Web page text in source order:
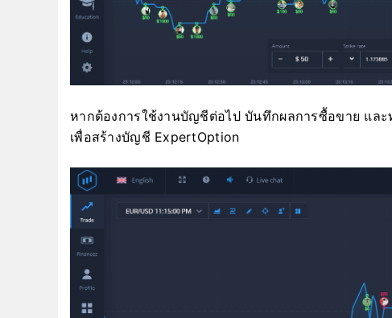
หากต้องการใช้งานบัญชีต่อไป บันทึกผลการซื้อขาย แล
เพื่อสร้างบัญชี ExpertOption